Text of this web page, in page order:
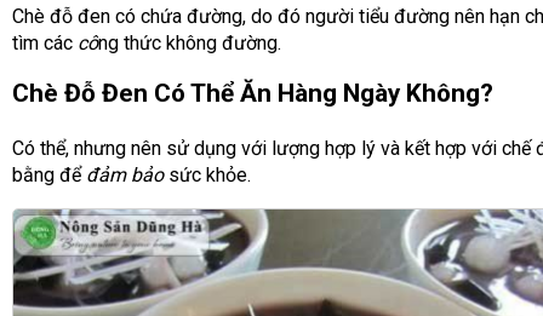
Chè đỗ đen có chứa đường, do đó người tiểu đường nên hạn
tìm các công thức không đường.
Chè Đỗ Đen Có Thể Ăn Hàng Ngày Không?
Có thể, nhưng nên sử dụng với lượng hợp lý và kết hợp với chế
bằng đểđảm bảo sức khỏe.